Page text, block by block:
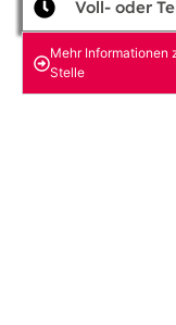
Voll- oder
Mehr Informationen
Stelle